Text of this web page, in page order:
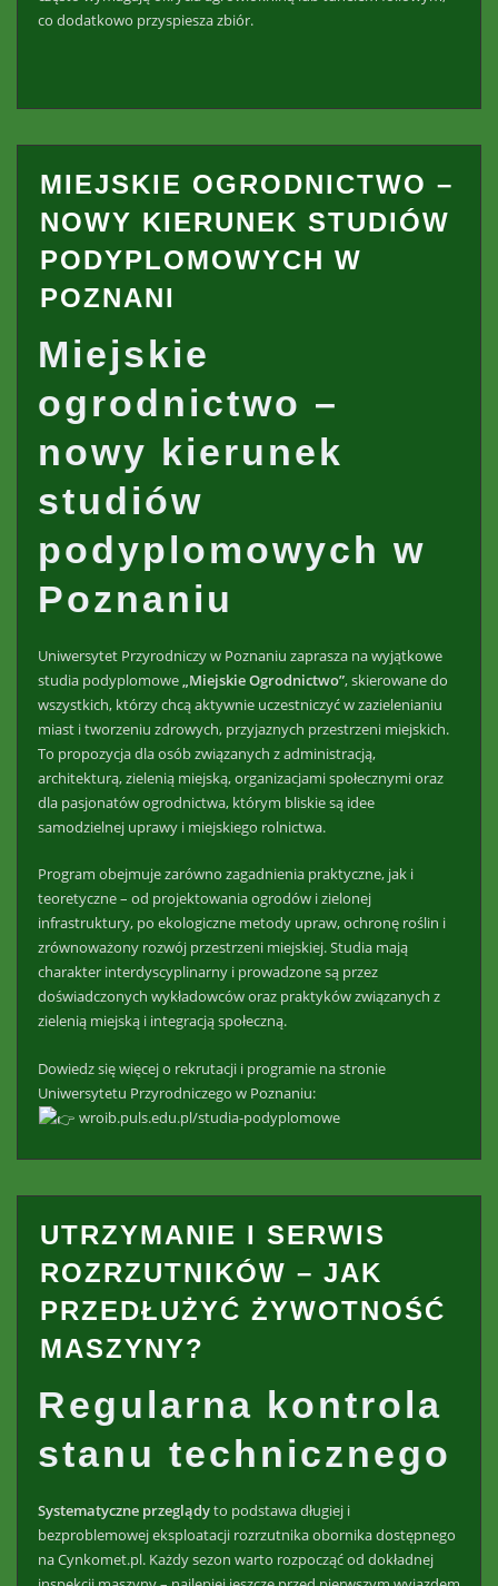
co dodatkowo przyspiesza zbiór.
MIEJSKIE OGRODNICTWO –
NOWY KIERUNEK STUDIÓW
PODYPLOMOWYCH W
POZNANI
Miejskie
ogrodnictwo –
nowy kierunek
studiów
podyplomowych w
Poznaniu
Uniwersytet Przyrodniczy w Poznaniu zaprasza na wyjątkowe
studia podyplomowe„Miejskie Ogrodnictwo”, skierowane do
wszystkich, którzy chcą aktywnie uczestniczyć w zazielenianiu
miast i tworzeniu zdrowych, przyjaznych przestrzeni miejskich.
To propozycja dla osób związanych z administracją,
architekturą, zielenią miejską, organizacjami społecznymi oraz
dla pasjonatów ogrodnictwa, którym bliskie są idee
samodzielnej uprawy i miejskiego rolnictwa.
Program obejmuje zarówno zagadnienia praktyczne, jak i
teoretyczne – od projektowania ogrodów i zielonej
infrastruktury, po ekologiczne metody upraw, ochronę roślin i
zrównoważony rozwój przestrzeni miejskiej. Studia mają
charakter interdyscyplinarny i prowadzone są przez
doświadczonych wykładowców oraz praktyków związanych z
zielenią miejską i integracją społeczną.
Dowiedz się więcej o rekrutacji i programie na stronie
Uniwersytetu Przyrodniczego w Poznaniu:
wroib.puls.edu.pl/studia-podyplomowe
UTRZYMANIE I SERWIS
ROZRZUTNIKÓW – JAK
PRZEDŁUŻYĆ ŻYWOTNOŚĆ
MASZYNY?
Regularna kontrola
stanu technicznego
Systematyczne przeglądyto podstawa długiej i
bezproblemowej eksploatacji rozrzutnika obornikadostępnego
na Cynkomet.pl. Każdy sezon warto rozpocząć od dokładnej